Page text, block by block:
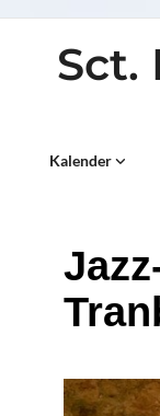
Sct.
Kalender